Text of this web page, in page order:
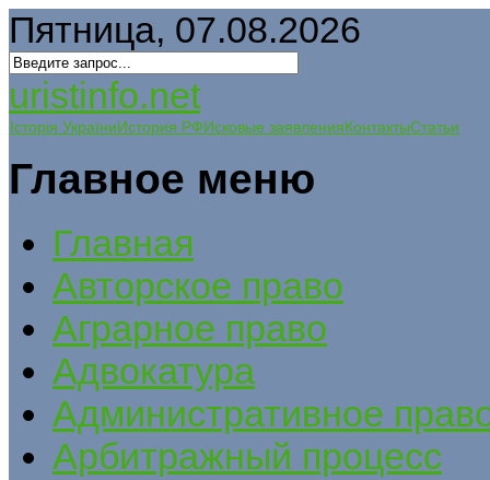
Пятница, 07.08.2026
uristinfo.net
Історія УкраїниИстория РФИсковые заявленияКонтактыСтатьи
Главное меню
Главная
Авторское право
Аграрное право
Адвокатура
Административное
Арбитражный процесс